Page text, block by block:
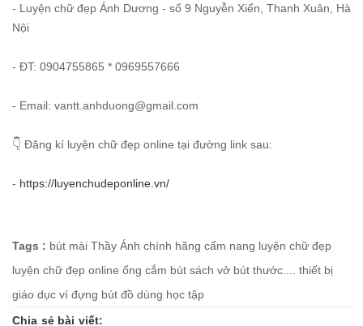
- Luyện chữ đẹp Ánh Dương - số 9 Nguyễn Xiển, Thanh Xuân, Hà
Nội
- ĐT: 0904755865 * 0969557666
- Email: vantt.anhduong@gmail.com
👇 Đăng kí luyện chữ đẹp online tại đường link sau:
- https://luyenchudeponline.vn/
Tags : bút mài Thầy Ánh chính hãng cẩm nang luyện chữ đẹp
luyện chữ đẹp online ống cắm bút sách vở bút thước.... thiết bị
giáo dục ví đựng bút đồ dùng học tập
Chia sẻ bài viết: